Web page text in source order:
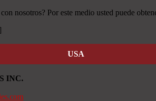
nosotros? Por este medio usted puede
USA
INC.